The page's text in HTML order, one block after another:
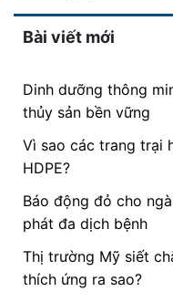
Bài viết mới
Dinh dưỡng thông
thủy sản bền vững
Vì sao các trang trại
HDPE?
Báo động đỏ cho
phát đa dịch bệnh
Thị trường Mỹ siết
thích ứng ra sao?